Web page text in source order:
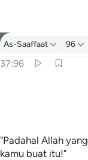
Tafsir: As-Saaffaat
As-Saaffaat 96
37:96
وَمَا تَعْمَلُونَ ٩٦
"Padahal Allah
kamu buat itu!"